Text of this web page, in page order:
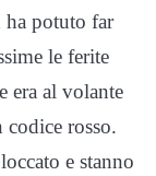
potuto far
le ferite
era al volante
codice rosso.
e stanno